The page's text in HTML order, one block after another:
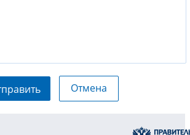
Отмена